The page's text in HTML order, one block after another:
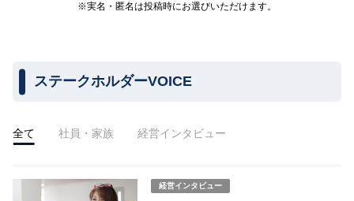
※実名・匿名は投稿時にお選びいただけます。
ステークホルダーVOICE
全て 社員・家族 経営インタビュー
経営インタビュー